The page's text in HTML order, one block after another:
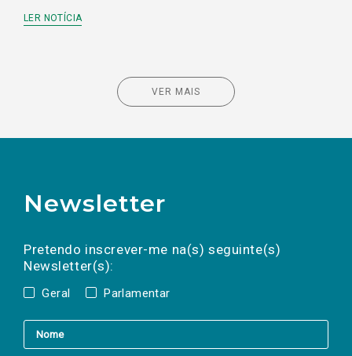
LER NOTÍCIA
VER MAIS
Newsletter
Pretendo inscrever-me na(s) seguinte(s)
Newsletter(s):
Geral Parlamentar
a(s) newsletter(s).
mail